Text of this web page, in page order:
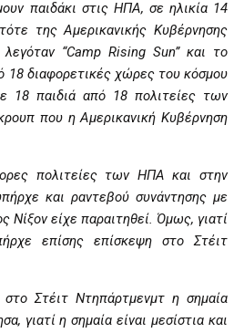
παιδάκι στις ΗΠΑ, σε ηλικία 14
της Αμερικανικής Κυβέρνησης
“Camp Rising Sun” και το
18 διαφορετικές χώρες του κόσμου
18 παιδιά από 18 πολιτείες των
που η Αμερικανική Κυβέρνηση
πολιτείες των ΗΠΑ και στην
και ραντεβού συνάντησης με
Νίξον είχε παραιτηθεί. Όμως, γιατί
επίσης επίσκεψη στο Στέιτ
Στέιτ Ντηπάρτμενμτ η σημαία
γιατί η σημαία είναι μεσίστια και